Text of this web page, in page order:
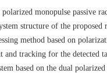
monopulse passive
structure of the
method based on
tracking for the detected
based on the dual